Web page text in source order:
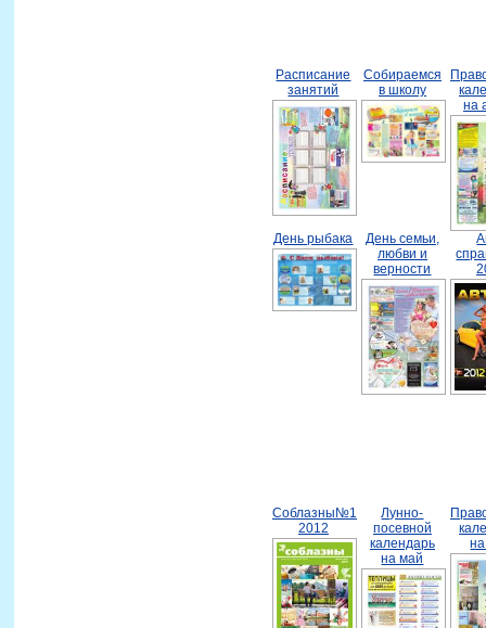
Расписание
занятий
Собираемся
в школу
на
День рыбака
День семьи,
любви и
верности
Соблазны№1
2012
Лунно-
посевной
календарь
на май